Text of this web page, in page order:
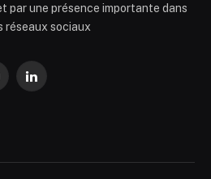
par une présence importante dans
réseaux sociaux
LinkedIn